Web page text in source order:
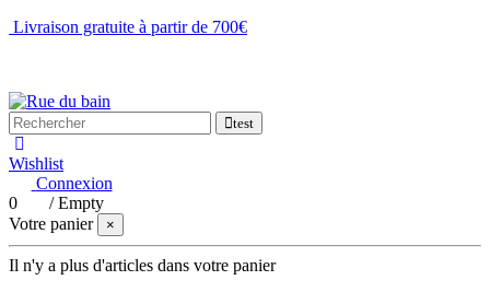
Livraison gratuite à partir de 700€
test
Wishlist
Connexion
0
/Empty
Votre panier
×
Il n'y a plus d'articles dans votre panier